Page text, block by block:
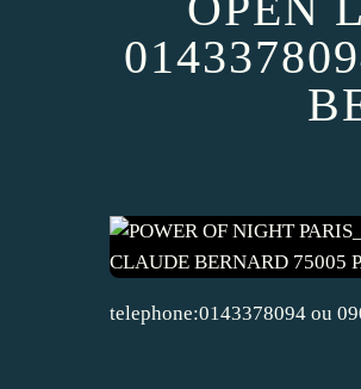
telephone:0143378094 ou